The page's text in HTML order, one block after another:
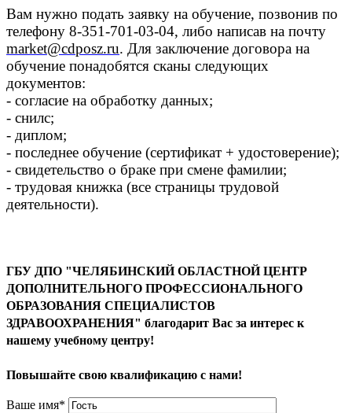
Вам нужно подать заявку на обучение, позвонив по
телефону 8-351-701-03-04, либо написав на почту
market@cdposz.ru. Для заключение договора на
обучение понадобятся сканы следующих
документов:
- согласие на обработку данных;
- снилс;
- диплом;
- последнее обучение (сертификат + удостоверение);
- свидетельство о браке при смене фамилии;
- трудовая книжка (все страницы трудовой
деятельности).
ГБУ ДПО "ЧЕЛЯБИНСКИЙ ОБЛАСТНОЙ ЦЕНТР
ДОПОЛНИТЕЛЬНОГО ПРОФЕССИОНАЛЬНОГО
ОБРАЗОВАНИЯ СПЕЦИАЛИСТОВ
ЗДРАВООХРАНЕНИЯ" благодарит Вас за интерес к
нашему учебному центру!
Повышайте свою квалификацию с нами!
Ваше имя*